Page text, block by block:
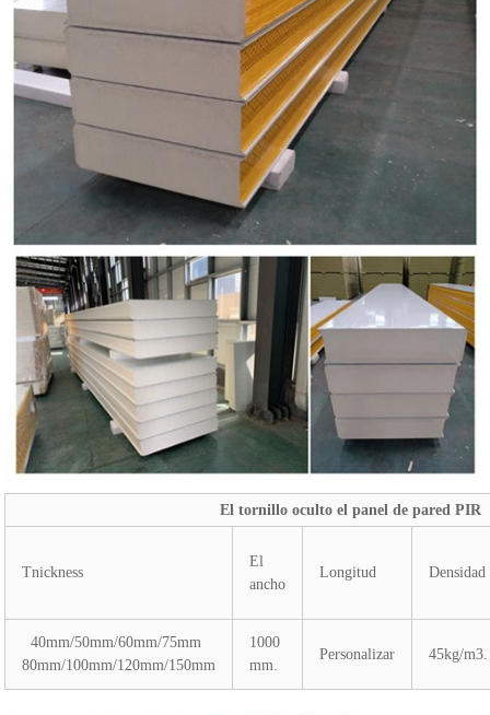
El tornillo oculto el panel de pared PIR
Tnickness
El
ancho
Longitud Densidad
40mm/50mm/60mm/75mm
80mm/100mm/120mm/150mm
1000
mm.
Personalizar 45kg/m3.